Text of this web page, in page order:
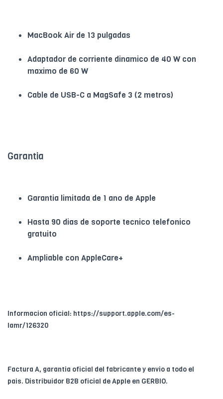
MacBook Air de 13 pulgadas
Adaptador de corriente dinamico de 40 W con
maximo de 60 W
Cable de USB-C a MagSafe 3 (2 metros)
Garantia
Garantia limitada de 1 ano de Apple
Hasta 90 dias de soporte tecnico telefonico
gratuito
Ampliable con AppleCare+
Informacion oficial: https://support.apple.com/es-
lamr/126320
Factura A, garantia oficial del fabricante y envio a todo el
pais. Distribuidor B2B oficial de Apple en GERBIO.